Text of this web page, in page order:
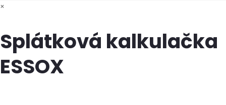
×
Splátková kalkulačka
ESSOX